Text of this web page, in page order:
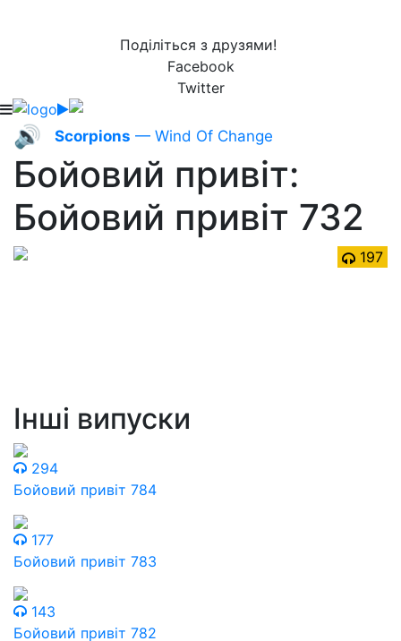
Поділіться з друзями!
Facebook
Twitter
🔊 Scorpions — Wind Of Change
Бойовий привіт:
Бойовий привіт 732
197
Інші випуски
294
Бойовий привіт 784
177
Бойовий привіт 783
143
Бойовий привіт 782